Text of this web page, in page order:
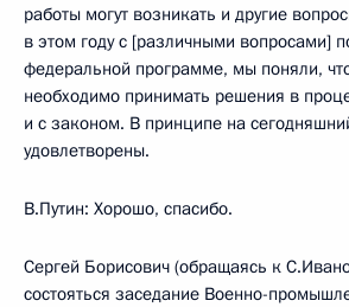
работы могут возникать и другие
в этом году с [различными вопросами]
федеральной программе, мы поняли,
необходимо принимать решения в
и с законом. В принципе на
удовлетворены.
В.Путин: Хорошо, спасибо.
Сергей Борисович (обращаясь к
состояться заседание Военно-